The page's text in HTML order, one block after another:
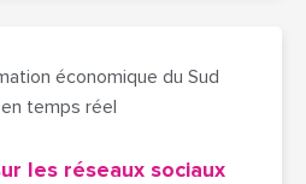
économique du Sud
temps réel
les réseaux sociaux